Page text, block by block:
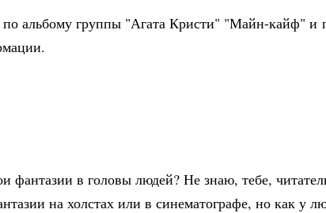
альбому группы "Агата Кристи" "Майн-кайф" и
фантазии в головы людей? Не знаю, тебе,
на холстах или в синематографе, но как у